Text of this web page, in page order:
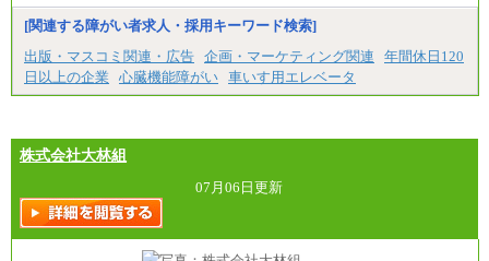
[関連する障がい者求人・採用キーワード検索]
出版・マスコミ関連・広告 企画・マーケティング関連
年間休日120
日以上の企業
心臓機能障がい 車いす用エレベータ
株式会社大林組
07月06日更新